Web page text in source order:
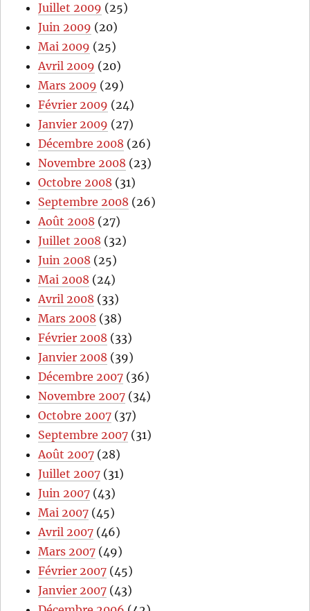
Juillet 2009 (25)
Juin 2009 (20)
Mai 2009 (25)
Avril 2009 (20)
Mars 2009 (29)
Février 2009 (24)
Janvier 2009 (27)
Décembre 2008 (26)
Novembre 2008 (23)
Octobre 2008 (31)
Septembre 2008 (26)
Août 2008 (27)
Juillet 2008 (32)
Juin 2008 (25)
Mai 2008 (24)
Avril 2008 (33)
Mars 2008 (38)
Février 2008 (33)
Janvier 2008 (39)
Décembre 2007 (36)
Novembre 2007 (34)
Octobre 2007 (37)
Septembre 2007 (31)
Août 2007 (28)
Juillet 2007 (31)
Juin 2007 (43)
Mai 2007 (45)
Avril 2007 (46)
Mars 2007 (49)
Février 2007 (45)
Janvier 2007 (43)